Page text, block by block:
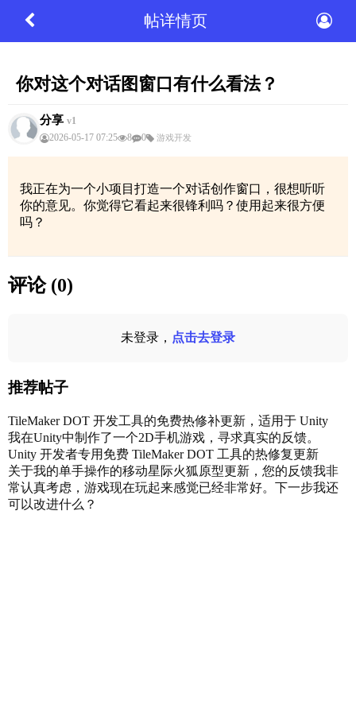
帖详情页
你对这个对话图窗口有什么看法？
分享 v1
2026-05-17 07:25
8 0 游戏开发
我正在为一个小项目打造一个对话创作窗口，很想听听
你的意见。你觉得它看起来很锋利吗？使用起来很方便
吗？
评论 (0)
未登录， 点击去登录
推荐帖子
TileMaker DOT 开发工具的免费热修补更新，适用于 Unity
我在Unity中制作了一个2D手机游戏，寻求真实的反馈。
Unity 开发者专用免费 TileMaker DOT 工具的热修复更新
关于我的单手操作的移动星际火狐原型更新，您的反馈我非
常认真考虑，游戏现在玩起来感觉已经非常好。下一步我还
可以改进什么？